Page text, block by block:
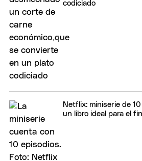
codiciado
Netflix: miniserie de
un libro ideal para el